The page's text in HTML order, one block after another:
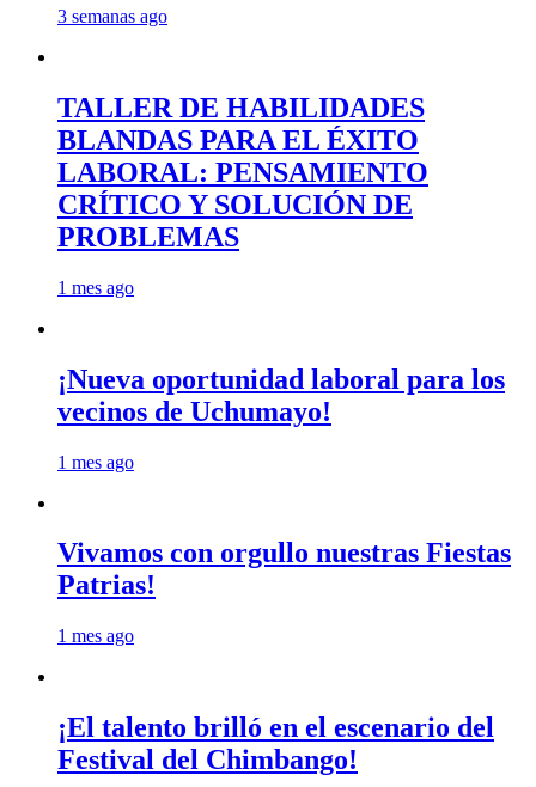
3 semanas ago
TALLER DE HABILIDADES
BLANDAS PARA EL ÉXITO
LABORAL: PENSAMIENTO
CRÍTICO Y SOLUCIÓN DE
PROBLEMAS
1 mes ago
¡Nueva oportunidad laboral para los
vecinos de Uchumayo!
1 mes ago
Vivamos con orgullo nuestras Fiestas
Patrias!
1 mes ago
¡El talento brilló en el escenario del
Festival del Chimbango!